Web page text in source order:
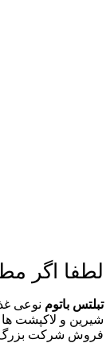
لطفا اگر
تبلتس باتوم نوعی
شیرین و لاکپشت
فروش شرکت بزرگ